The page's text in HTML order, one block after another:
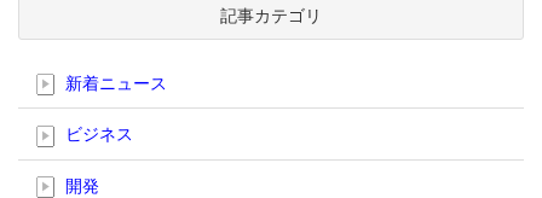
記事カテゴリ
新着ニュース
ビジネス
開発